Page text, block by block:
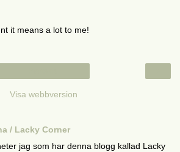
it means a lot to me!
Visa webbversion
/ Lacky Corner
jag som har denna blogg kallad Lacky